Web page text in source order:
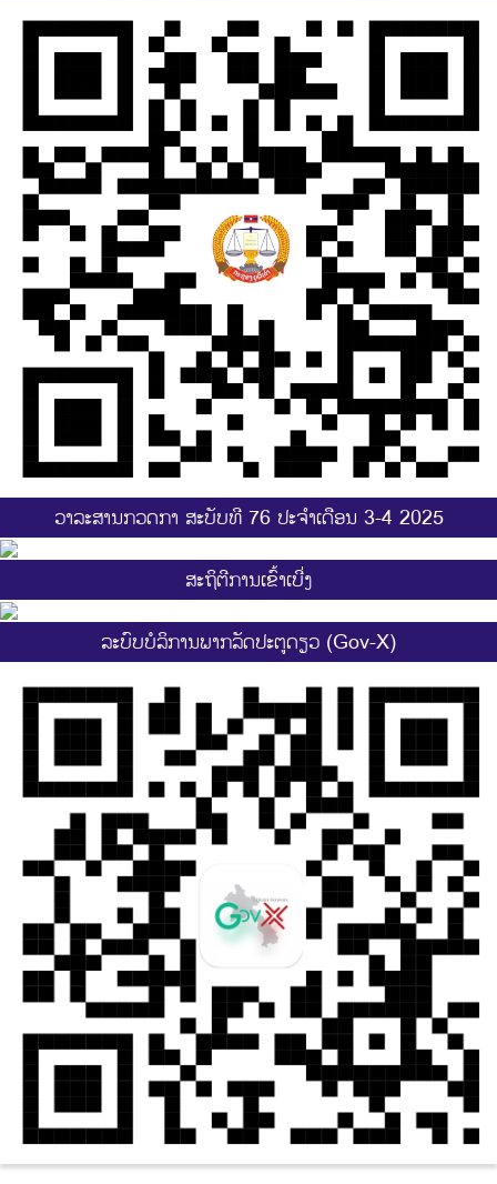
ວາລະສານກວດກາ ສະບັບທີ 76 ປະຈຳເດືອນ 3-4 2025
ສະ​ຖິ​ຕີການ​ເຂົ້າ​ເບີ່ງ
ລະບົບບໍລິການພາກລັດປະຕູດຽວ (Gov-X)